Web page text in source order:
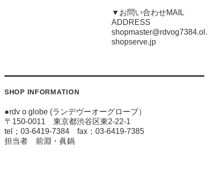
▼お問い合わせMAIL
ADDRESS
shopmaster@rdvog7384.ol.
shopserve.jp
SHOP INFORMATION
●rdv o globe (ランデヴーオーグローブ）
〒150-0011 東京都渋谷区東2-22-1
tel；03-6419-7384 fax；03-6419-7385
担当者 前淵・眞鍋